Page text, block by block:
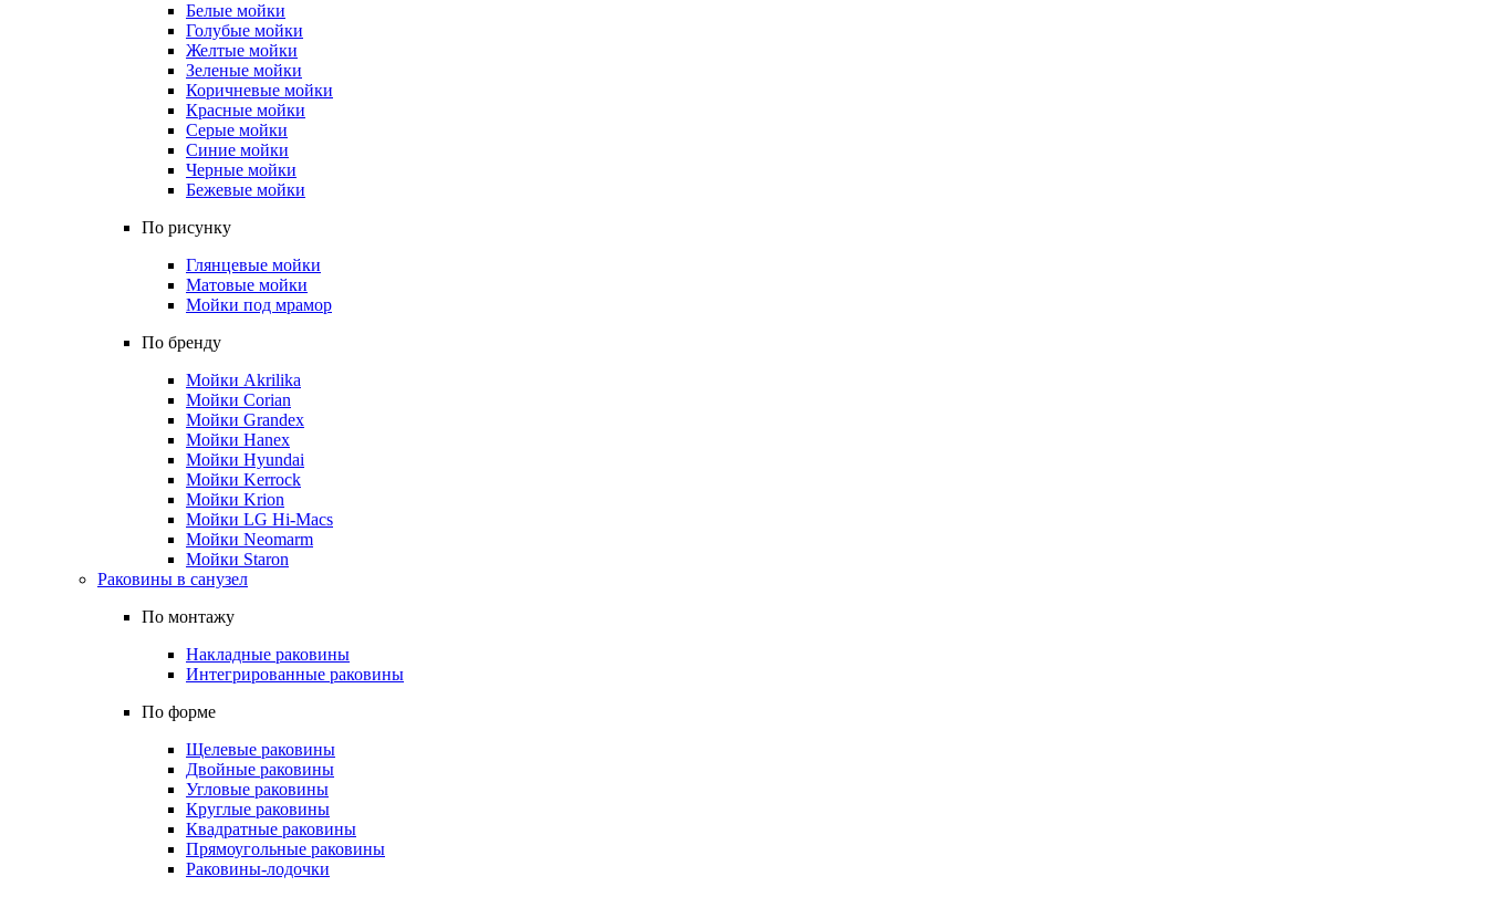
Белые мойки
Голубые мойки
Желтые мойки
Зеленые мойки
Коричневые мойки
Красные мойки
Серые мойки
Синие мойки
Черные мойки
Бежевые мойки
По рисунку
Глянцевые мойки
Матовые мойки
Мойки под мрамор
По бренду
Мойки Akrilika
Мойки Corian
Мойки Grandex
Мойки Hanex
Мойки Hyundai
Мойки Kerrock
Мойки Krion
Мойки LG Hi-Macs
Мойки Neomarm
Мойки Staron
Раковины в санузел
По монтажу
Накладные раковины
Интегрированные раковины
По форме
Щелевые раковины
Двойные раковины
Угловые раковины
Круглые раковины
Квадратные раковины
Прямоугольные раковины
Раковины-лодочки